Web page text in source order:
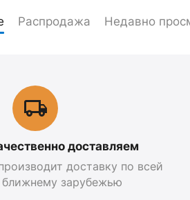
Распродажа Недавно
доставляем
доставку по всей
зарубежью